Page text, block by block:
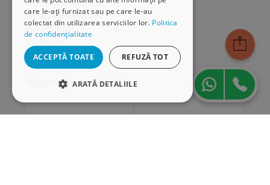
care le-ați furnizat sau pe care le-au
colectat din utilizarea serviciilor lor. Politica
de confidențialitate
ACCEPTĂ TOATE REFUZĂ TOT
ARATĂ DETALIILE
Modalități de plată
Livrarea produselor
Cariere
Abonare newsletter